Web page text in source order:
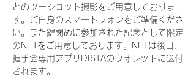
とのツーショット撮影をご用意しておりま
す。ご自身のスマートフォンをご準備くださ
い。また鍵閉めに参加された記念として限定
のNFTをご用意しております。NFTは後日、
握手会専用アプリDISTAのウォレットに送付
されます。